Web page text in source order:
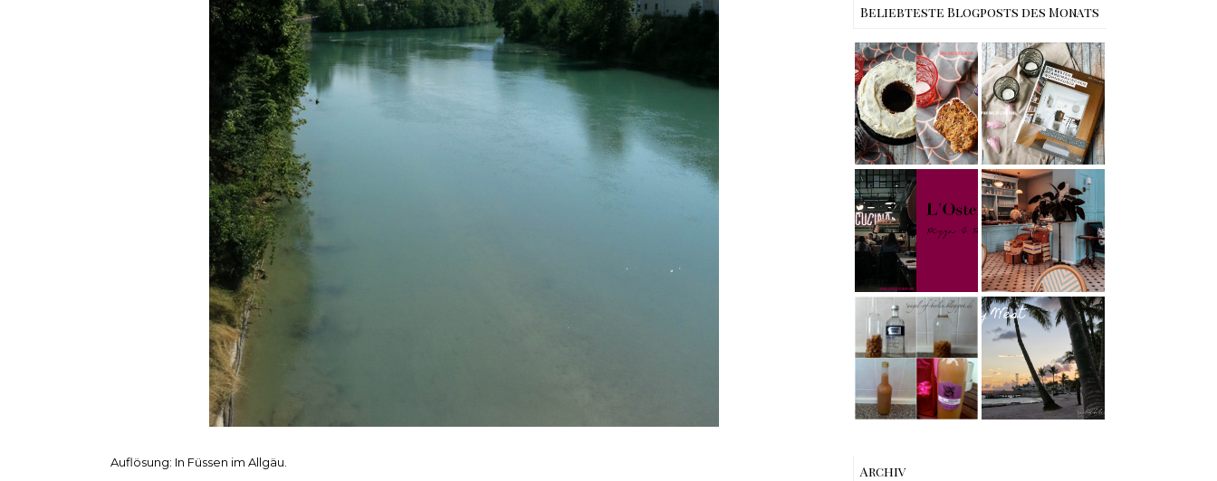
Auflösung: In Füssen im Allgäu.
Beliebteste Blogposts des Monats
Rezept |
Weltbester
Carrot Cake
mit Cream
Cheese
Frosting nach
Cynthia
Barcomi –
einfach &
saftig
Buchtipps - Die
besten
Skandinavische
n Wohnhäuser |
The Nina
Edition
My Berlin -
L'Osteria | The
Nina Edition
Berlin | Café
L’Berg –
Französischer
Charme mitten
in Berlin-
Wilmersdorf
Rezept |
Karamell-
Wodka selber
machen –
einfaches
Rezept &
Geschenkidee
Reisen - Florida
Roadtrip Part II:
Miami South
Beach bis Key
West | The Nina
Edition
Archiv